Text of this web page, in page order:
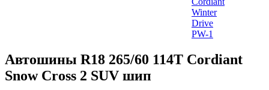
Winter
Drive
PW-1
Автошины R18 265/60 114T Cordiant
Snow Cross 2 SUV шип